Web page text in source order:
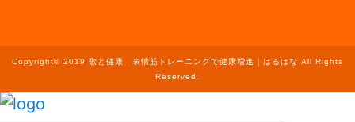
Copyright© 2019 歌と健康 表情筋トレーニングで健康増進｜はるはな All Rights
Reserved.